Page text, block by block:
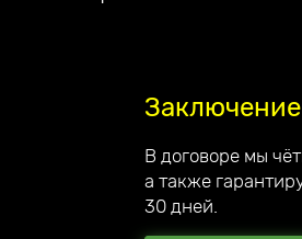
Заключение
В договоре мы
а также
30 дней.